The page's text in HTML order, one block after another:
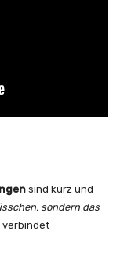
sind kurz und
sondern das
verbindet